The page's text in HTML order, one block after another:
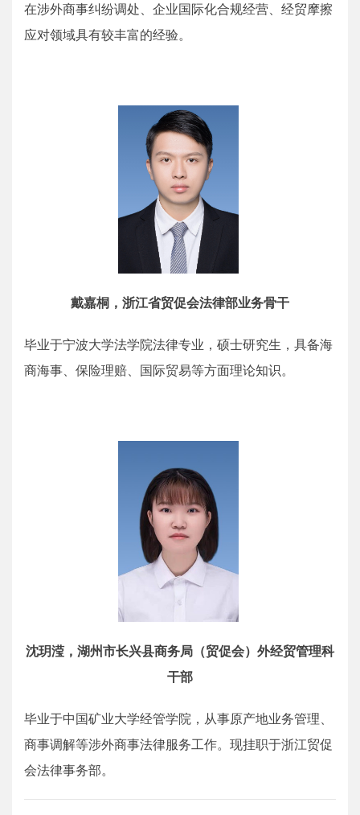
在涉外商事纠纷调处、企业国际化合规经营、经贸摩擦
应对领域具有较丰富的经验。
戴嘉桐，浙江省贸促会法律部业务骨干
毕业于宁波大学法学院法律专业，硕士研究生，具备海
商海事、保险理赔、国际贸易等方面理论知识。
沈玥滢，湖州市长兴县商务局（贸促会）外经贸管理科
干部
毕业于中国矿业大学经管学院，从事原产地业务管理、
商事调解等涉外商事法律服务工作。现挂职于浙江贸促
会法律事务部。